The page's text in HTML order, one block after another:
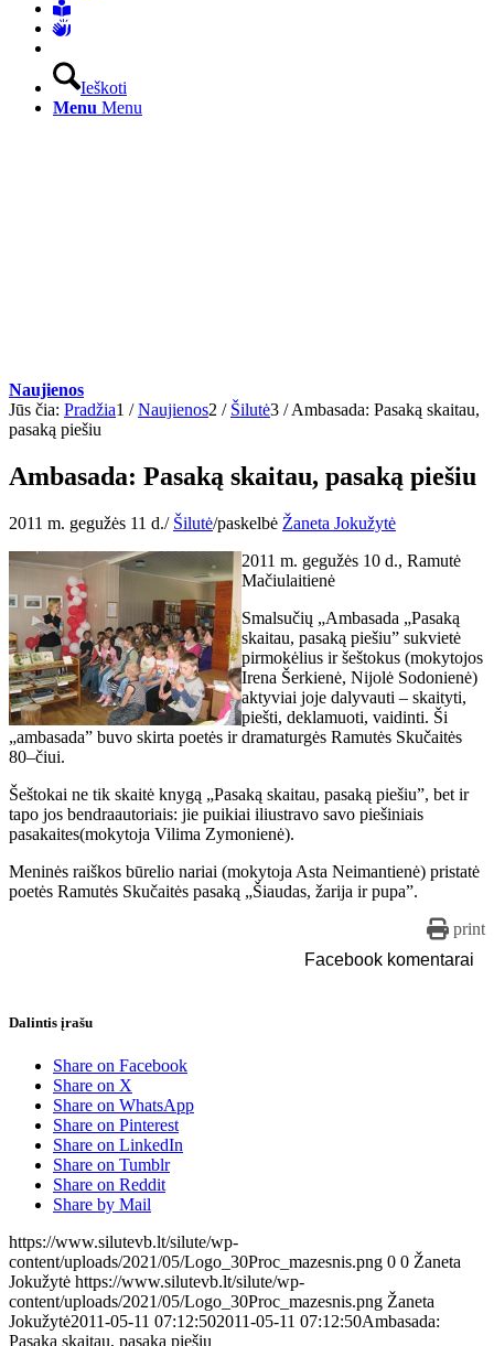
Ieškoti
Menu Menu
Naujienos
Jūs čia: Pradžia1 / Naujienos2 / Šilutė3 / Ambasada: Pasaką skaitau,
pasaką piešiu
Ambasada: Pasaką skaitau, pasaką piešiu
2011 m. gegužės 11 d./ Šilutė/paskelbė Žaneta Jokužytė
2011 m. gegužės 10 d., Ramutė
Mačiulaitienė
Smalsučių „Ambasada „Pasaką
skaitau, pasaką piešiu” sukvietė
pirmokėlius ir šeštokus (mokytojos
Irena Šerkienė, Nijolė Sodonienė)
aktyviai joje dalyvauti – skaityti,
piešti, deklamuoti, vaidinti. Ši
„ambasada” buvo skirta poetės ir dramaturgės Ramutės Skučaitės
80–čiui.
Šeštokai ne tik skaitė knygą „Pasaką skaitau, pasaką piešiu”, bet ir
tapo jos bendraautoriais: jie puikiai iliustravo savo piešiniais
pasakaites(mokytoja Vilima Zymonienė).
Meninės raiškos būrelio nariai (mokytoja Asta Neimantienė) pristatė
poetės Ramutės Skučaitės pasaką „Šiaudas, žarija ir pupa”.
print
Facebook komentarai
Dalintis įrašu
Share on Facebook
Share on X
Share on WhatsApp
Share on Pinterest
Share on LinkedIn
Share on Tumblr
Share on Reddit
Share by Mail
https://www.silutevb.lt/silute/wp-
content/uploads/2021/05/Logo_30Proc_mazesnis.png 0 0 Žaneta
Jokužytė https://www.silutevb.lt/silute/wp-
content/uploads/2021/05/Logo_30Proc_mazesnis.png Žaneta
Jokužytė2011-05-11 07:12:502011-05-11 07:12:50Ambasada:
Pasaką skaitau, pasaką piešiu